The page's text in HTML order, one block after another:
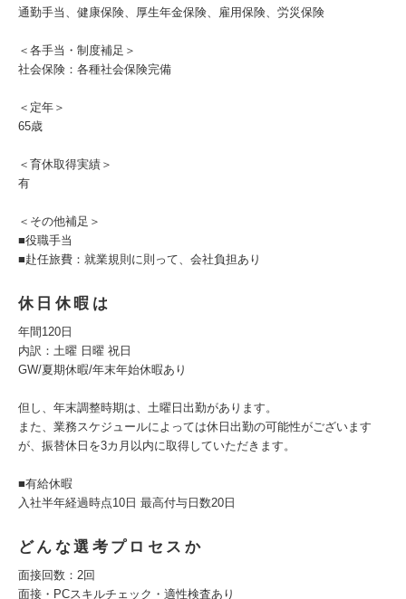
通勤手当、健康保険、厚生年金保険、雇用保険、労災保険
＜各手当・制度補足＞
社会保険：各種社会保険完備
＜定年＞
65歳
＜育休取得実績＞
有
＜その他補足＞
■役職手当
■赴任旅費：就業規則に則って、会社負担あり
休日休暇は
年間120日
内訳：土曜 日曜 祝日
GW/夏期休暇/年末年始休暇あり
但し、年末調整時期は、土曜日出勤があります。
また、業務スケジュールによっては休日出勤の可能性がございます
が、振替休日を3カ月以内に取得していただきます。
■有給休暇
入社半年経過時点10日 最高付与日数20日
どんな選考プロセスか
面接回数：2回
面接・PCスキルチェック・適性検査あり